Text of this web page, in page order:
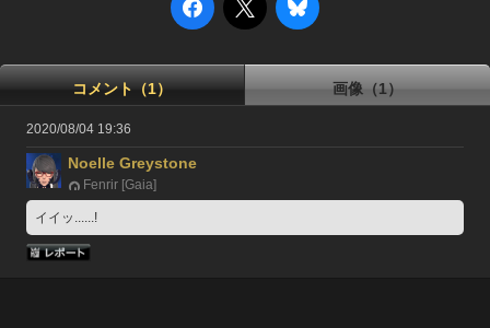
コメント（1） 画像（1）
2020/08/04 19:36
Noelle Greystone
Fenrir [Gaia]
イイッ......!